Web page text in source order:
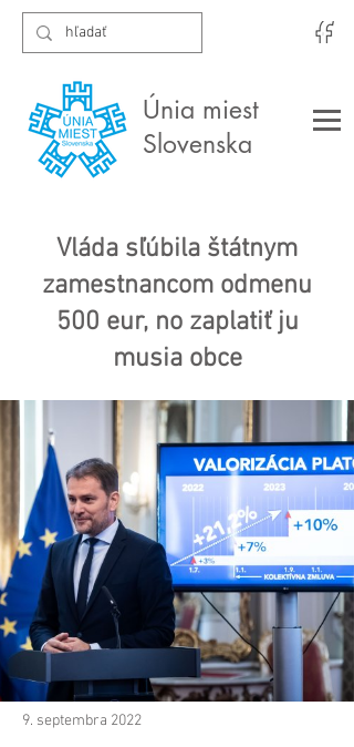
Únia miest
Slovenska
9. septembra 2022
Vláda sľúbila štátnym
zamestnancom odmenu
500 eur, no zaplatiť ju
musia obce